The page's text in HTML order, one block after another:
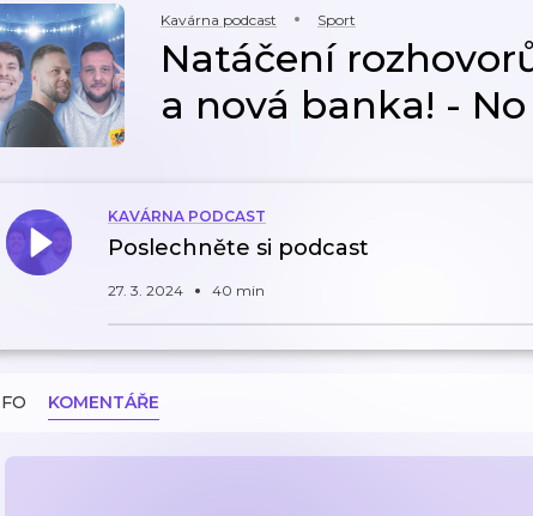
Kavárna podcast Sport
Natáčení
a nová banka! - No
KAVÁRNA PODCAST
Poslechněte si podcast
27. 3. 2024 40 min
KOMENTÁŘE